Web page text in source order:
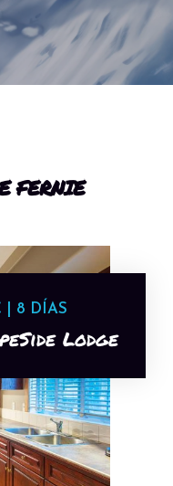
FERNIE
| 8 DÍAS
Lodge